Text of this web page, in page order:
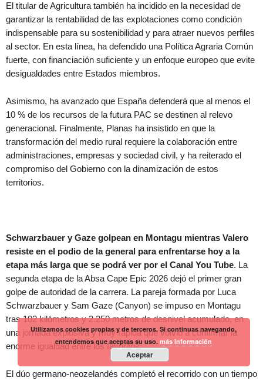
El titular de Agricultura también ha incidido en la necesidad de
garantizar la rentabilidad de las explotaciones como condición
indispensable para su sostenibilidad y para atraer nuevos perfiles
al sector. En esta línea, ha defendido una Política Agraria Común
fuerte, con financiación suficiente y un enfoque europeo que evite
desigualdades entre Estados miembros.
Asimismo, ha avanzado que España defenderá que al menos el
10 % de los recursos de la futura PAC se destinen al relevo
generacional. Finalmente, Planas ha insistido en que la
transformación del medio rural requiere la colaboración entre
administraciones, empresas y sociedad civil, y ha reiterado el
compromiso del Gobierno con la dinamización de estos
territorios.
Schwarzbauer y Gaze golpean en Montagu mientras Valero
resiste en el podio de la general para enfrentarse hoy a la
etapa más larga que se podrá ver por el Canal You Tube. La
segunda etapa de la Absa Cape Epic 2026 dejó el primer gran
golpe de autoridad de la carrera. La pareja formada por Luca
Schwarzbauer y Sam Gaze (Canyon) se impuso en Montagu
tras 102 kilómetros y 2.250 metros de desnivel acumulado, en
una jornada explosiva y muy rápida que volvió a confirmar la
enorme igualdad entre los favoritos.
El dúo germano-neozelandés completó el recorrido con un tiempo
Utilizamos cookies propias y de terceros. Si continuas navegando,
entendemos que aceptas su uso.más información
Aceptar